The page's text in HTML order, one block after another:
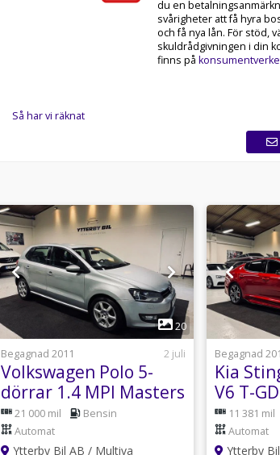
Så har vi räknat
du en
svårigheter att få hyra
och få nya lån. För stöd,
skuldrådgivningen i din
finns på
1
20
Begagnad 2011
2 juli
Volkswagen Polo 5-
dörrar 1.4 MPI Masters
Automat Rep.Objekt
GDS
21 000 mil
Bensin
Automat
Ytterby Bil AB / Multiva
Begagnad
Kia
V6 T-
Connect
11 381 mil
Automat
Ytterby